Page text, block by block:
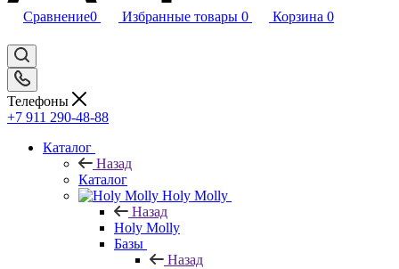
Сравнение0 Избранные товары 0 Корзина 0
Телефоны
+7 911 290-48-88
Каталог
Назад
Каталог
Holy Molly
Назад
Holy Molly
Базы
Назад